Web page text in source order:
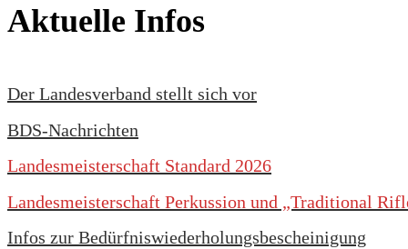
Aktuelle Infos
Der Landesverband stellt sich vor
BDS-Nachrichten
Landesmeisterschaft Standard 2026
Landesmeisterschaft Perkussion und „Traditional
Infos zur Bedürfniswiederholungsbescheinigung